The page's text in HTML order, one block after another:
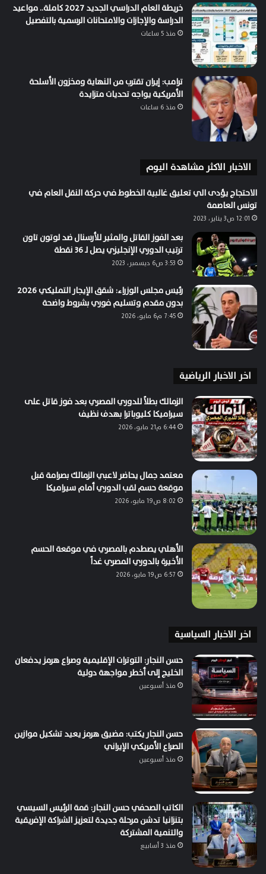
خريطة العام الدراسي الجديد 2027 كاملة.. مواعيد
الدراسة والإجازات والامتحانات الرسمية بالتفصيل
منذ 5 ساعات
ترامب: إيران تقترب من النهاية ومخزون الأسلحة
الأمريكية يواجه تحديات متزايدة
منذ 6 ساعات
الاخبار الاكثر مشاهدة اليوم
الاحتجاج يؤدى الي تعليق غالبية الخطوط في حركة النقل العام في
تونس العاصمة
12:01 ص3 يناير، 2023
بعد الفوز القاتل والمثير للأرسنال ضد لوتون تاون
ترتيب الدوري الإنجليزي يصل لـ 36 نقطة
3:53 ص6 ديسمبر، 2023
رئيس مجلس الوزراء: شقق الإيجار التمليكي 2026
بدون مقدم وتسليم فوري بشروط واضحة
7:45 م6 مايو، 2026
اخر الاخبار الرياضية
الزمالك بطلاً للدوري المصري بعد فوز قاتل على
سيراميكا كليوباترا بهدف نظيف
6:44 م21 مايو، 2026
معتمد جمال يحاضر لاعبي الزمالك بصرامة قبل
موقعة حسم لقب الدوري أمام سيراميكا
8:02 ص19 مايو، 2026
الأهلي يصطدم بالمصري في موقعة الحسم
الأخيرة بالدوري المصري غداً
6:57 ص19 مايو، 2026
اخر الاخبار السياسية
حسن النجار: التوترات الإقليمية وصراع هرمز يدفعان
الخليج إلى أخطر مواجهة دولية
منذ أسبوعين
حسن النجار يكتب: مضيق هرمز يعيد تشكيل موازين
الصراع الأمريكي الإيراني
منذ أسبوعين
الكاتب الصحفي حسن النجار: قمة الرئيس السيسي
بتنزانيا تدشن مرحلة جديدة لتعزيز الشراكة الإفريقية
والتنمية المشتركة
منذ 3 أسابيع